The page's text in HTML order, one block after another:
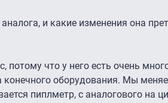
и какие изменения она
потому что у него есть очень
оборудования. Мы
пиплметр, с аналогового на